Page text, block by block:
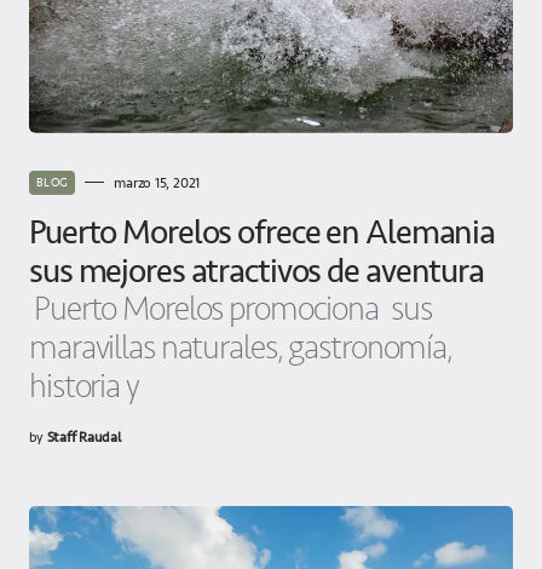
BLOG marzo 15, 2021
Puerto Morelos ofrece en Alemania
sus mejores atractivos de aventura
Puerto Morelos promociona sus
maravillas naturales, gastronomía,
historia y
byStaff Raudal